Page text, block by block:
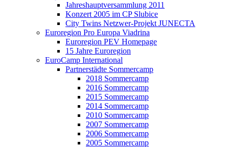
Jahreshauptversammlung 2011
Konzert 2005 im CP Slubice
City Twins Netzwer-Projekt JUNECTA
Euroregion Pro Europa Viadrina
Euroregion PEV Homepage
15 Jahre Euroregion
EuroCamp International
Partnerstädte Sommercamp
2018 Sommercamp
2016 Sommercamp
2015 Sommercamp
2014 Sommercamp
2010 Sommercamp
2007 Sommercamp
2006 Sommercamp
2005 Sommercamp